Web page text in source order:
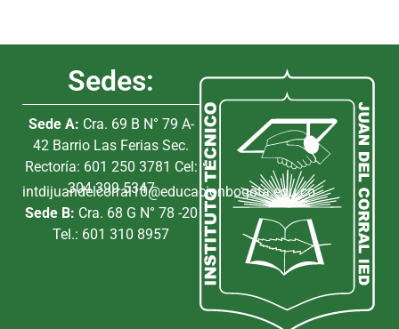
Sedes:
Sede A: Cra. 69 B N° 79 A-
42 Barrio Las Ferias Sec.
Rectoría: 601 250 3781 Cel:
304 399 5347
intdijuandelcorral10@educacionbogota.edu.co
Sede B: Cra. 68 G N° 78 -20
Tel.: 601 310 8957